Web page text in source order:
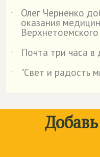
˙
Олег Черненко
оказания
Верхнетоемского
˙
Почта три часа в
˙
"Свет и радость